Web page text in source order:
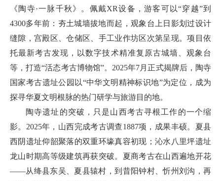
《陶寺·一脉千秋》。佩戴XR设备，游客可以“穿越”到
4300多年前：夯土城墙拔地而起，观象台上日影划过设计
缝隙，宫殿区、仓储区、手工业作坊区次第呈现。项目依
托最新考古发现，以数字技术精准复原古城墙、观象台
等，打造“活态考古博物馆”。2025年7月正式揭牌后，陶寺
国家考古遗址公园以“中华文明精神标识地”为定位，成为
探寻华夏文明根脉的热门研学与旅游目的地。
陶寺遗址的突破，只是山西考古寻根工作的一个缩
影。2025年，山西完成考古调查1887项，成果丰硕。夏县
西阴遗址仰韶聚落的双重环壕真容初现；沁水八里坪遗址
龙山时期高等级建筑再获突破。夏商考古在山西遍地开花
——从绛县东吴、夏县辕村，到昔阳钟村、忻州刘沟，再